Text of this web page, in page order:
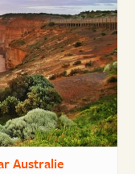
Australie